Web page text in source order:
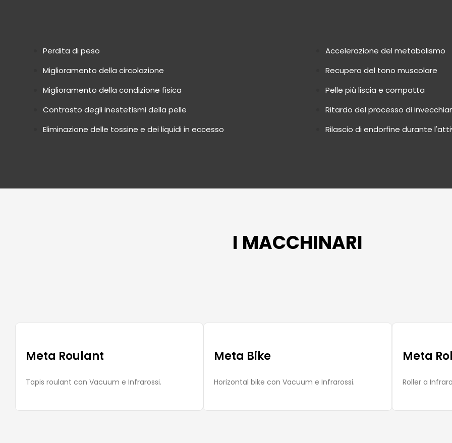
Perdita di peso
Miglioramento della circolazione
Miglioramento della condizione fisica
Contrasto degli inestetismi della pelle
Eliminazione delle tossine e dei liquidi in eccesso
Accelerazione del metabolismo
Recupero del tono muscolare
Pelle più liscia e compatta
Ritardo del processo di
Rilascio di endorfine durante
I MACCHINARI
Meta Roulant
Tapis roulant con Vacuum e Infrarossi.
Meta Bike
Horizontal bike con Vacuum e Infrarossi.
Meta
Roller a